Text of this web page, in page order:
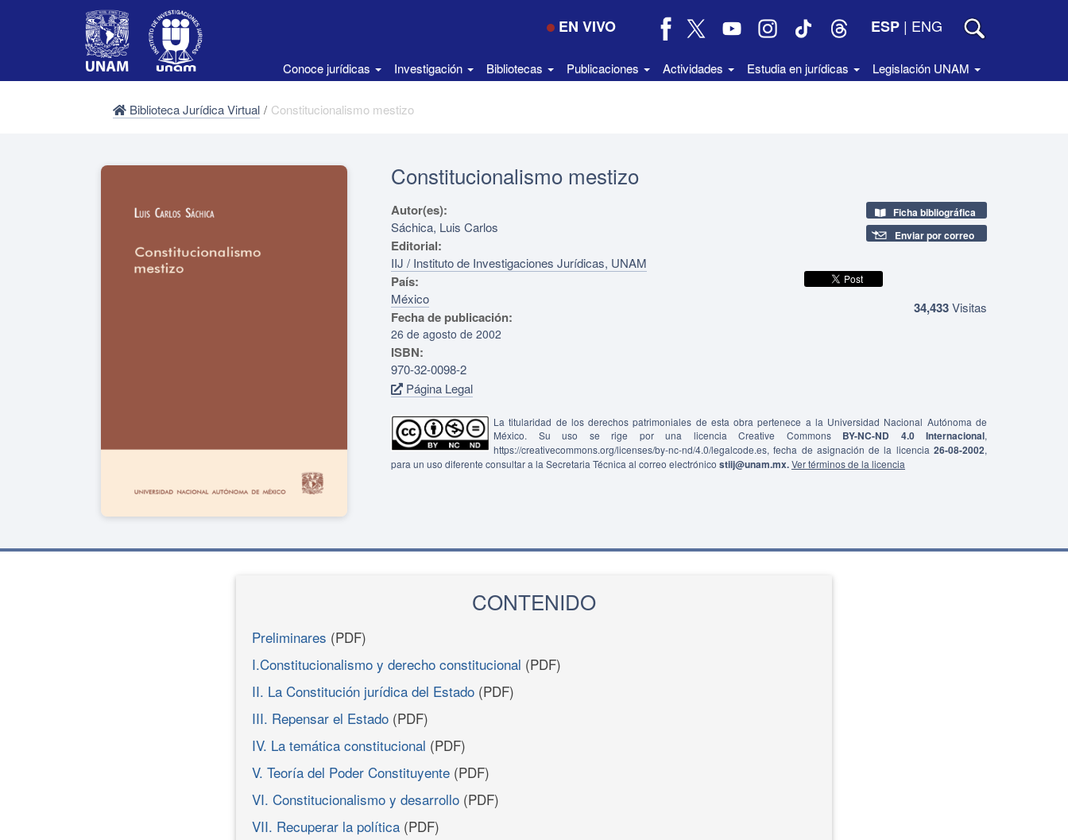
EN VIVO ESP | ENG
Conoce jurídicas Investigación Bibliotecas Publicaciones Actividades Estudia en jurídicas Legislación UNAM
Biblioteca Jurídica Virtual / Constitucionalismo mestizo
Constitucionalismo mestizo
Autor(es):
Sáchica, Luis Carlos
Editorial:
IIJ / Instituto de Investigaciones Jurídicas, UNAM
País:
México
Fecha de publicación:
26 de agosto de 2002
ISBN:
970-32-0098-2
Página Legal
Ficha bibliográfica
Enviar por correo
34,433Visitas
La titularidad de los derechos patrimoniales de esta obra pertenece a la Universidad Nacional Autónoma de
México. Su uso se rige por una licencia Creative Commons BY-NC-ND 4.0 Internacional,
https://creativecommons.org/licenses/by-nc-nd/4.0/legalcode.es, fecha de asignación de la licencia 26-08-2002,
para un uso diferente consultar a la Secretaria Técnica al correo electrónico stiij@unam.mx.Ver términos de la licencia
CONTENIDO
Preliminares (PDF)
I.Constitucionalismo y derecho constitucional (PDF)
II. La Constitución jurídica del Estado (PDF)
III. Repensar el Estado (PDF)
IV. La temática constitucional (PDF)
V. Teoría del Poder Constituyente (PDF)
VI. Constitucionalismo y desarrollo (PDF)
VII. Recuperar la política (PDF)